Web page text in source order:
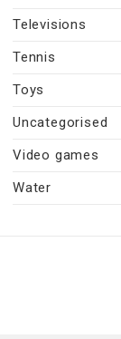
Televisions
Tennis
Toys
Uncategorised
Video games
Water